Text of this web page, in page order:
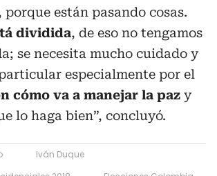
están pasando cosas.
dividida, de eso no tengamos
se necesita mucho cuidado y
especialmente por el
cómo va a manejar la paz y
lo haga bien”, concluyó.
Iván Duque